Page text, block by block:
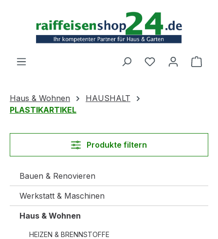
Haus & Wohnen
HAUSHALT
PLASTIKARTIKEL
Produkte filtern
Bauen & Renovieren
Werkstatt & Maschinen
Haus & Wohnen
HEIZEN & BRENNSTOFFE